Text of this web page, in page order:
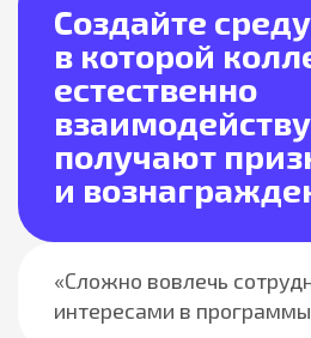
Создайте
в которой
естественно
получают
и
«Сложно вовлечь
интересами в